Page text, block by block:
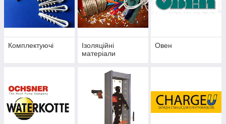
Комплектуючі
Ізоляційні
матеріали
Овен